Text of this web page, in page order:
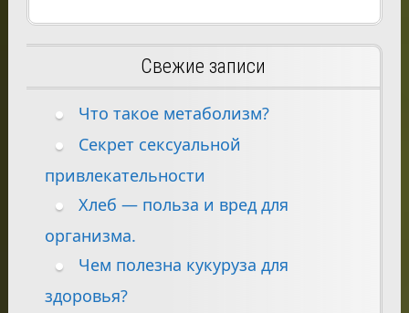
Свежие записи
Что такое метаболизм?
Секрет сексуальной
привлекательности
Хлеб — польза и вред для
организма.
Чем полезна кукуруза для
здоровья?